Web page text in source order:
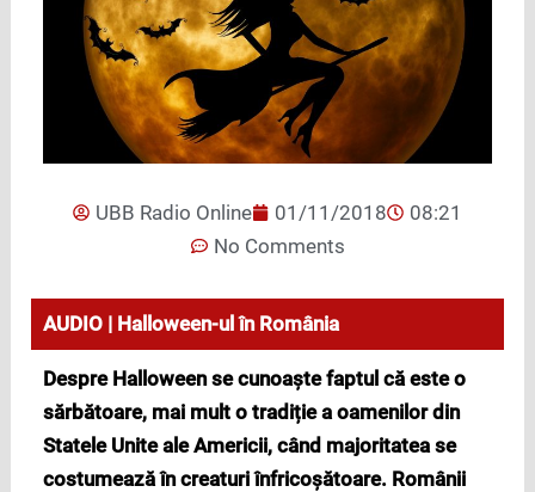
UBB Radio Online 01/11/2018
08:21
No Comments
AUDIO | Halloween-ul în România
Despre Halloween se cunoaște faptul că este o
sărbătoare, mai mult o tradiție a oamenilor din
Statele Unite ale Americii, când majoritatea se
costumează în creaturi înfricoșătoare. Românii